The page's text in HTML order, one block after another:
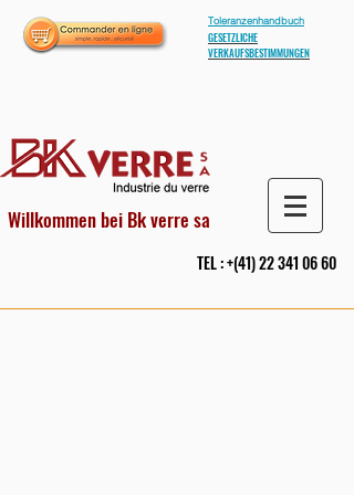
Toleranzenhandbuch
GESETZLICHE
VERKAUFSBESTIMMUNGEN
Willkommen bei Bk verre sa
TEL : +(41)22 341 06 60